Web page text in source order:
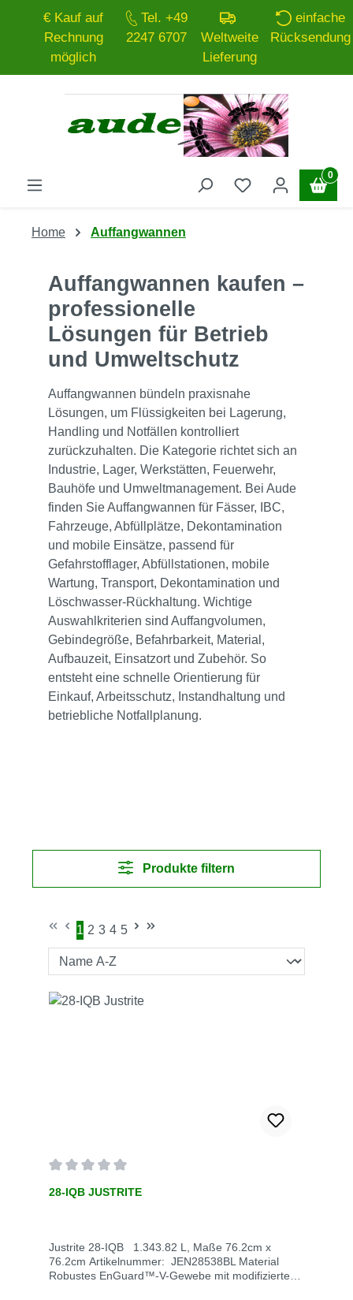
Zum Hauptinhalt springen
€ Kauf auf
Rechnung
möglich
Tel. +49
2247 6707
Weltweite
Lieferung
einfache
Rücksendung
0
Home Auffangwannen
Auffangwannen kaufen –
professionelle
Lösungen für Betrieb
und Umweltschutz
Auffangwannen bündeln praxisnahe
Lösungen, um Flüssigkeiten bei Lagerung,
Handling und Notfällen kontrolliert
zurückzuhalten. Die Kategorie richtet sich an
Industrie, Lager, Werkstätten, Feuerwehr,
Bauhöfe und Umweltmanagement. Bei Aude
finden Sie Auffangwannen für Fässer, IBC,
Fahrzeuge, Abfüllplätze, Dekontamination
und mobile Einsätze, passend für
Gefahrstofflager, Abfüllstationen, mobile
Wartung, Transport, Dekontamination und
Löschwasser-Rückhaltung. Wichtige
Auswahlkriterien sind Auffangvolumen,
Gebindegröße, Befahrbarkeit, Material,
Aufbauzeit, Einsatzort und Zubehör. So
entsteht eine schnelle Orientierung für
Einkauf, Arbeitsschutz, Instandhaltung und
betriebliche Notfallplanung.
Produkte filtern
Seite
1
Seite
2
Seite
3
Seite
4
Seite
5
28-IQB JUSTRITE
Justrite 28-IQB 1.343.82 L, Maße 76.2cm x
76.2cm Artikelnummer: JEN28538BL Material
Robustes EnGuard™-V-Gewebe mit modifizierter